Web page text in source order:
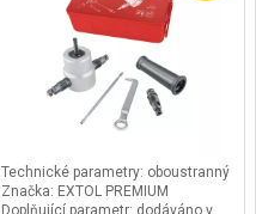
Technické parametry: oboustranný
Značka: EXTOL PREMIUM
Doplňující parametr: dodáváno v